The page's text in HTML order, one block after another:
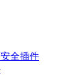
全插件